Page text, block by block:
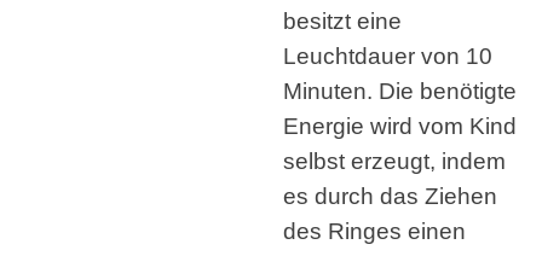
besitzt eine
Leuchtdauer von 10
Minuten. Die benötigte
Energie wird vom Kind
selbst erzeugt, indem
es durch das Ziehen
des Ringes einen